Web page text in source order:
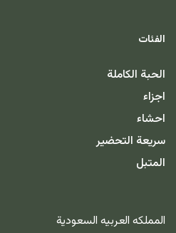
الفئات
الحبة الكاملة
اجزاء
احشاء
سريعة التحضير
المتبل
المملكه العربيه السعودية